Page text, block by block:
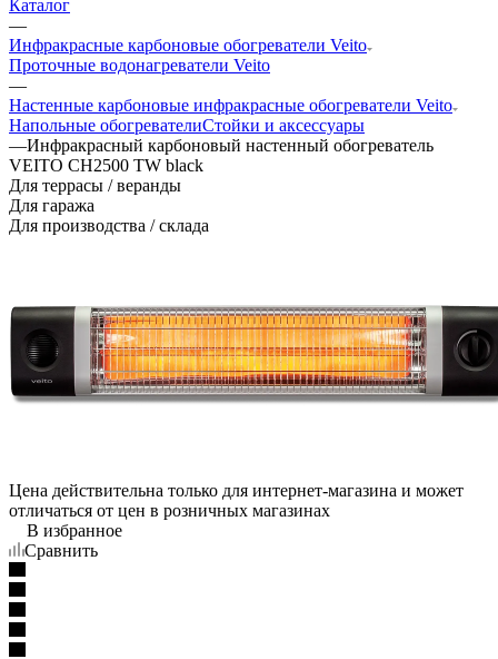
Каталог
—
Инфракрасные карбоновые обогреватели Veito
Проточные водонагреватели Veito
—
Настенные карбоновые инфракрасные обогреватели Veito
Напольные обогревателиСтойки и аксессуары
—Инфракрасный карбоновый настенный обогреватель
VEITO CH2500 TW black
Для террасы / веранды
Для гаража
Для производства / склада
Цена действительна только для интернет-магазина и может
отличаться от цен в розничных магазинах
В избранное
Сравнить